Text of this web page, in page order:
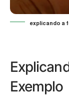
explicando a
Exemplo